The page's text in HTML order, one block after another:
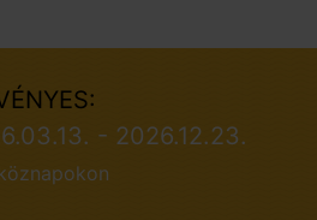
- 2026.12.23.